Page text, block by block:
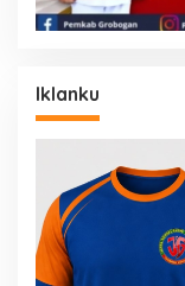
Iklanku